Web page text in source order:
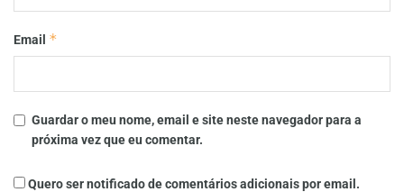
Email *
Guardar o meu nome, email e site neste navegador para a
próxima vez que eu comentar.
Quero ser notificado de comentários adicionais por email.